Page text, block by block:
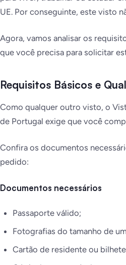
UE. Por conseguinte, este visto
Agora, vamos analisar os
que você precisa para solicitar
Requisitos Básicos e
Como qualquer outro visto, o
de Portugal exige que você
Confira os documentos
pedido:
Documentos necessários
Passaporte válido;
Fotografias do tamanho de
Cartão de residente ou